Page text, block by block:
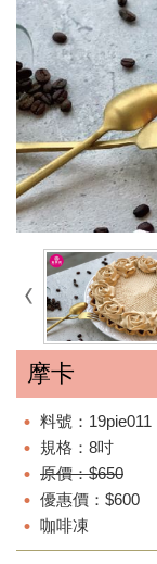
摩卡
料號：19pie011
規格：8吋
原價：$650
優惠價：$600
咖啡凍